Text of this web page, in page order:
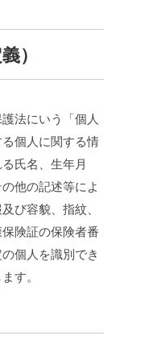
）
法にいう「個人
個人に関する情
氏名、生年月
他の記述等によ
び容貌、指紋、
険証の保険者番
個人を識別でき
す。